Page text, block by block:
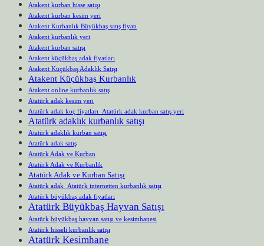
Atakent kurban hisse satışı
Atakent kurban kesim yeri
Atakent Kurbanlık Büyükbaş satış fiyatı
Atakent kurbanlık yeri
Atakent kurban satışı
Atakent küçükbaş adak fiyatları
Atakent Küçükbaş Adaklık Satışı
Atakent Küçükbaş Kurbanlık
Atakent online kurbanlık satış
Atatürk adak kesim yeri
Atatürk adak koç fiyatları Atatürk adak kurban satış yeri
Atatürk adaklık kurbanlık satışı
Atatürk adaklık kurban satışı
Atatürk adak satış
Atatürk Adak ve Kurban
Atatürk Adak ve Kurbanlık
Atatürk Adak ve Kurban Satışı
Atatürk adak Atatürk internetten kurbanlık satışı
Atatürk büyükbaş adak fiyatları
Atatürk Büyükbaş Hayvan Satışı
Atatürk büyükbaş hayvan satışı ve kesimhanesi
Atatürk hisseli kurbanlık satışı
Atatürk Kesimhane